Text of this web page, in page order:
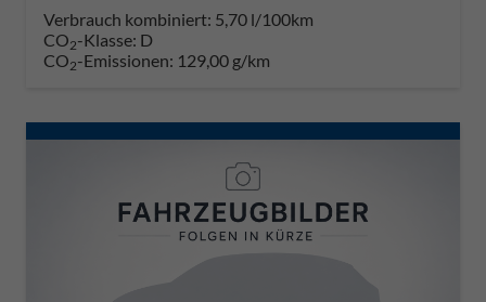
Verbrauch kombiniert: 5,70 l/100km
CO2-Klasse: D
CO2-Emissionen: 129,00 g/km